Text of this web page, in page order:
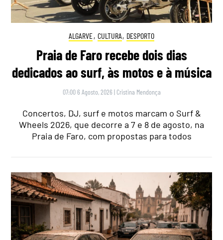
ALGARVE, CULTURA, DESPORTO
Praia de Faro recebe dois dias
dedicados ao surf, às motos e à música
07:00 6 Agosto, 2026 | Cristina Mendonça
Concertos, DJ, surf e motos marcam o Surf &
Wheels 2026, que decorre a 7 e 8 de agosto, na
Praia de Faro, com propostas para todos